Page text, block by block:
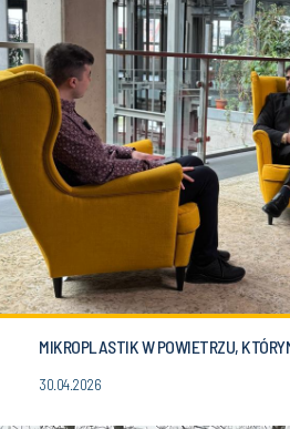
MIKROPLASTIK W POWIETRZU,
30.04.2026